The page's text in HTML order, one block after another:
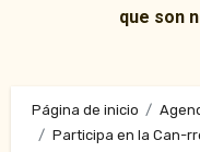
que son
Página de inicio
Participa en la Can-